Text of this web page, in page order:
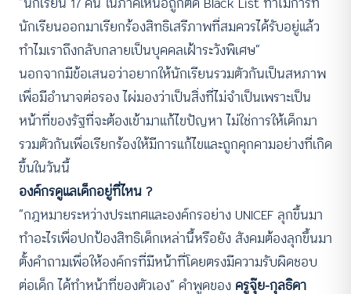
นักเรียนออกมาเรียกร้องสิทธิเสรีภาพที่สมควรได้รับอยู่แล้ว
ทำไมเราถึงกลับกลายเป็นบุคคลเฝ้าระวังพิเศษ”
นอกจากมีข้อเสนอว่าอยากให้นักเรียนรวมตัวกันเป็นสหภาพ
เพื่อมีอำนาจต่อรอง ไผ่มองว่าเป็นสิ่งที่ไม่จำเป็นเพราะเป็น
หน้าที่ของรัฐที่จะต้องเข้ามาแก้ไขปัญหา ไม่ใช่การให้เด็กมา
รวมตัวกันเพื่อเรียกร้องให้มีการแก้ไขและถูกคุกคามอย่างที่เกิด
ขึ้นในวันนี้
องค์กรดูแลเด็กอยู่ที่ไหน ?
“กฎหมายระหว่างประเทศและองค์กรอย่าง UNICEF ลุกขึ้นมา
ทำอะไรเพื่อปกป้องสิทธิเด็กเหล่านี้หรือยัง สังคมต้องลุกขึ้นมา
ตั้งคำถามเพื่อให้องค์กรที่มีหน้าที่โดยตรงมีความรับผิดชอบ
ต่อเด็ก ได้ทำหน้าที่ของตัวเอง” คำพูดของ ครูจุ๊ย-กุลธิดา